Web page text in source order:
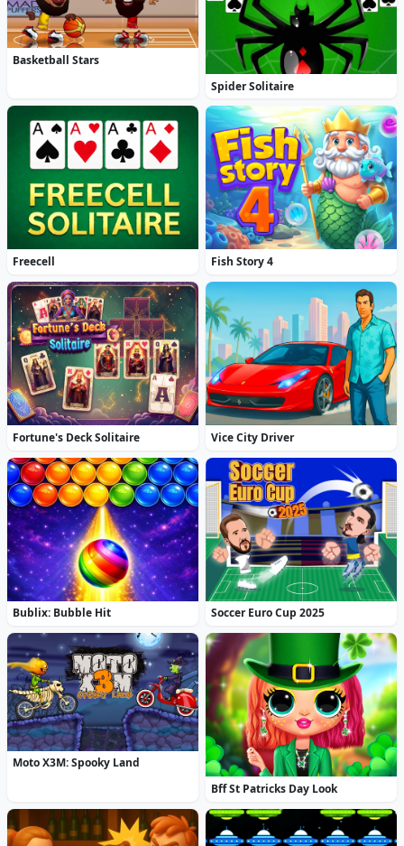
Basketball Stars
Spider Solitaire
Freecell Fish Story 4
Fortune's Deck Solitaire Vice City Driver
Bublix: Bubble Hit Soccer Euro Cup 2025
Moto X3M: Spooky Land
Bff St Patricks Day Look